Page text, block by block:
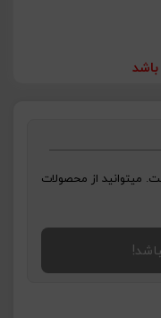
میتوانید از محصولات